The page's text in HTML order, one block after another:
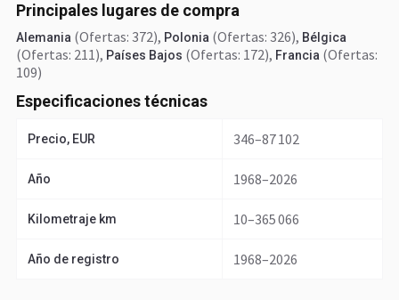
Principales lugares de compra
Alemania (Ofertas: 372), Polonia (Ofertas: 326), Bélgica
(Ofertas: 211), Países Bajos (Ofertas: 172), Francia (Ofertas:
109)
Especificaciones técnicas
Precio, EUR 346–87 102
Año 1968–2026
Kilometraje km 10–365 066
Año de registro 1968–2026